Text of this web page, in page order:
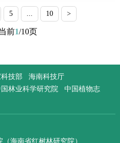
5 ... 10 >
前1/10页
科技部
海南科技厅
林业科学研究院
中国植物志
海南省红树林研究院）